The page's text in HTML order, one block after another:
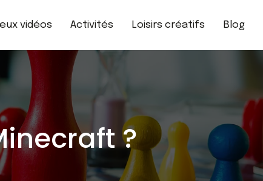
vidéos Activités Loisirs créatifs Blog
?